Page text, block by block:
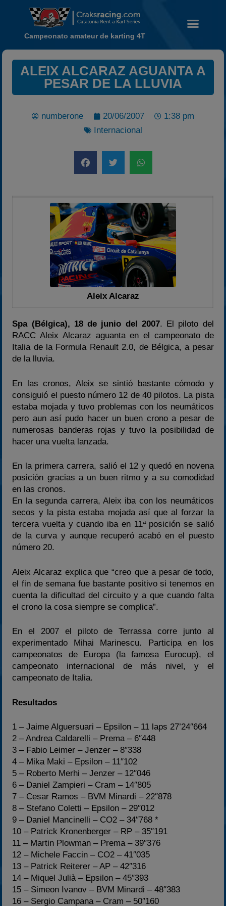
Temporada 2026
2022
2024
Estadísticas
Preguntas Frecuentes
Campeonato amateur de karting 4T
ALEIX ALCARAZ AGUANTA A
PESAR DE LA LLUVIA
numberone 20/06/2007
1:38 pm
Internacional
Aleix Alcaraz
Spa (Bélgica), 18 de junio del 2007. El piloto del
RACC Aleix Alcaraz aguanta en el campeonato de
Italia de la Formula Renault 2.0, de Bélgica, a pesar
de la lluvia.
En las cronos, Aleix se sintió bastante cómodo y
consiguió el puesto número 12 de 40 pilotos. La pista
estaba mojada y tuvo problemas con los neumáticos
pero aun así pudo hacer un buen crono a pesar de
numerosas banderas rojas y tuvo la posibilidad de
hacer una vuelta lanzada.
En la primera carrera, salió el 12 y quedó en novena
posición gracias a un buen ritmo y a su comodidad
en las cronos.
En la segunda carrera, Aleix iba con los neumáticos
secos y la pista estaba mojada así que al forzar la
tercera vuelta y cuando iba en 11ª posición se salió
de la curva y aunque recuperó acabó en el puesto
número 20.
Aleix Alcaraz explica que “creo que a pesar de todo,
el fin de semana fue bastante positivo si tenemos en
cuenta la dificultad del circuito y a que cuando falta
el crono la cosa siempre se complica”.
En el 2007 el piloto de Terrassa corre junto al
experimentado Mihai Marinescu. Participa en los
campeonatos de Europa (la famosa Eurocup), el
campeonato internacional de más nivel, y el
campeonato de Italia.
Resultados
1 – Jaime Alguersuari – Epsilon – 11 laps 27’24″664
2 – Andrea Caldarelli – Prema – 6″448
3 – Fabio Leimer – Jenzer – 8″338
4 – Mika Maki – Epsilon – 11″102
5 – Roberto Merhi – Jenzer – 12″046
6 – Daniel Zampieri – Cram – 14″805
7 – Cesar Ramos – BVM Minardi – 22″878
8 – Stefano Coletti – Epsilon – 29″012
9 – Daniel Mancinelli – CO2 – 34″768 *
10 – Patrick Kronenberger – RP – 35″191
11 – Martin Plowman – Prema – 39″376
12 – Michele Faccin – CO2 – 41″035
13 – Patrick Reiterer – AP – 42″316
14 – Miquel Julià – Epsilon – 45″393
15 – Simeon Ivanov – BVM Minardi – 48″383
16 – Sergio Campana – Cram – 50″160